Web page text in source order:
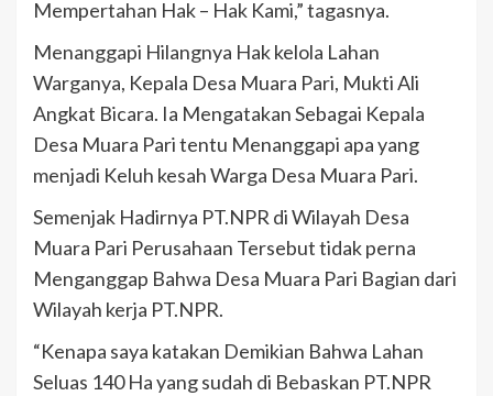
Mempertahan Hak – Hak Kami,” tagasnya.
Menanggapi Hilangnya Hak kelola Lahan
Warganya, Kepala Desa Muara Pari, Mukti Ali
Angkat Bicara. Ia Mengatakan Sebagai Kepala
Desa Muara Pari tentu Menanggapi apa yang
menjadi Keluh kesah Warga Desa Muara Pari.
Semenjak Hadirnya PT.NPR di Wilayah Desa
Muara Pari Perusahaan Tersebut tidak perna
Menganggap Bahwa Desa Muara Pari Bagian dari
Wilayah kerja PT.NPR.
“Kenapa saya katakan Demikian Bahwa Lahan
Seluas 140 Ha yang sudah di Bebaskan PT.NPR